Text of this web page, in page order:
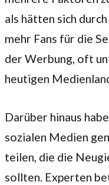
als hätten sich
mehr Fans für die
der Werbung, oft
heutigen
Darüber hinaus
sozialen Medien
teilen, die die
sollten. Experten